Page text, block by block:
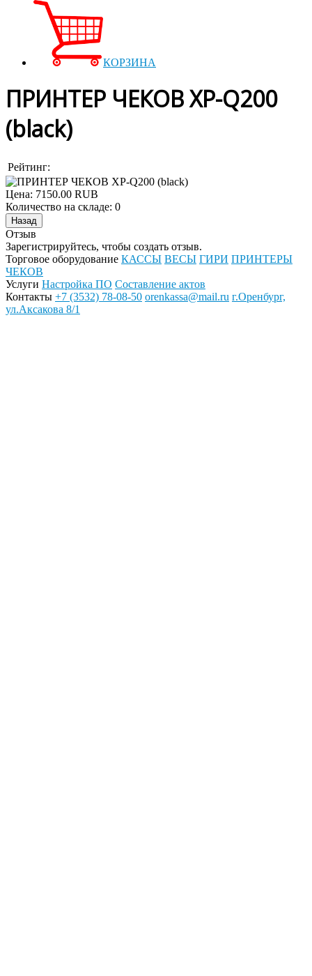
КОРЗИНА
ПРИНТЕР ЧЕКОВ XP-Q200
(black)
Рейтинг:
Цена: 7150.00 RUB
Количество на складе: 0
Отзыв
Зарегистрируйтесь, чтобы создать отзыв.
Торговое оборудование КАССЫ ВЕСЫ ГИРИ ПРИНТЕРЫ
ЧЕКОВ
Услуги Настройка ПО Составление актов
Контакты +7 (3532) 78-08-50 orenkassa@mail.ru г.Оренбург,
ул.Аксакова 8/1